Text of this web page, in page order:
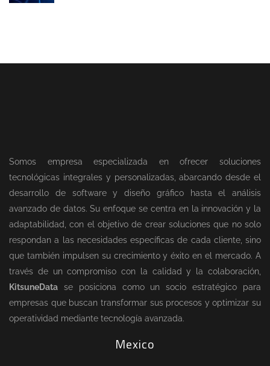
Somos empresa especializada en ofrecer soluciones
tecnológicas integrales y personalizadas, abarcando desde el
desarrollo de software y diseño gráfico hasta el análisis
avanzado de datos. Su enfoque se centra en la innovación y la
adaptabilidad, con el objetivo de crear soluciones que no solo
respondan a las necesidades específicas de cada cliente, sino
que también impulsen su crecimiento y éxito en el mercado. A
través de un compromiso con la calidad y la colaboración,
KitsuneData se posiciona como un socio estratégico para
empresas que buscan transformar sus procesos y optimizar su
operatividad mediante tecnología avanzada.
Mexico